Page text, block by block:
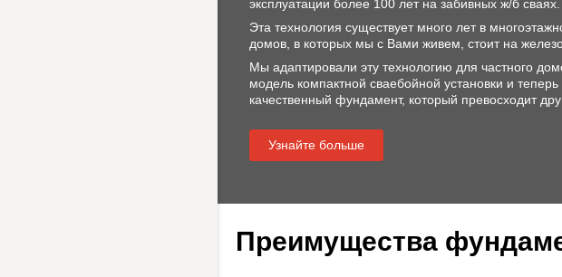
эксплуатации более 100 лет на забивных ж/б сваях.
Эта технология существует много лет в
домов, в которых мы с Вами живем, стоит на
Мы адаптировали эту технологию для частного
модель компактной сваебойной установки и
качественный фундамент, который превосходит
Узнайте больше
Преимущества